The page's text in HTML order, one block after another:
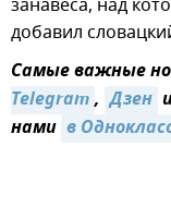
занавеса, над
добавил
Самые важные
Telegram, Дзен
нами в